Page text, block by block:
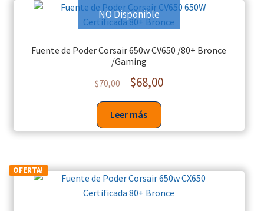
NO Disponible
Fuente de Poder Corsair 650w CV650 /80+ Bronce
/Gaming
$70,00 $68,00
Leer más
OFERTA!